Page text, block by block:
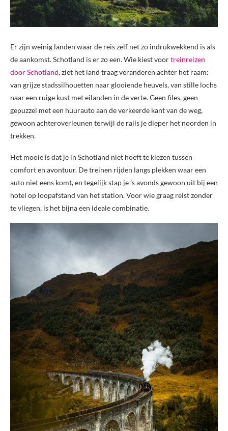
Er zijn weinig landen waar de reis zelf net zo indrukwekkend is als
de aankomst. Schotland is er zo een. Wie kiest voortreinreizen
door Schotland, ziet het land traag veranderen achter het raam:
van grijze stadssilhouetten naar glooiende heuvels, van stille lochs
naar een ruige kust met eilanden in de verte. Geen files, geen
gepuzzel met een huurauto aan de verkeerde kant van de weg,
gewoon achteroverleunen terwijl de rails je dieper het noorden in
trekken.
Het mooie is dat je in Schotland niet hoeft te kiezen tussen
comfort en avontuur. De treinen rijden langs plekken waar een
auto niet eens komt, en tegelijk stap je ’s avonds gewoon uit bij een
hotel op loopafstand van het station. Voor wie graag reist zonder
te vliegen, is het bijna een ideale combinatie.